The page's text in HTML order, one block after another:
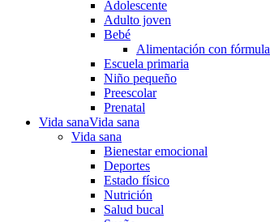
Adolescente
Adulto joven
Bebé
Alimentación con fórmula
Escuela primaria
Niño pequeño
Preescolar
Prenatal
Vida sanaVida sana
Vida sana
Bienestar emocional
Deportes
Estado físico
Nutrición
Salud bucal